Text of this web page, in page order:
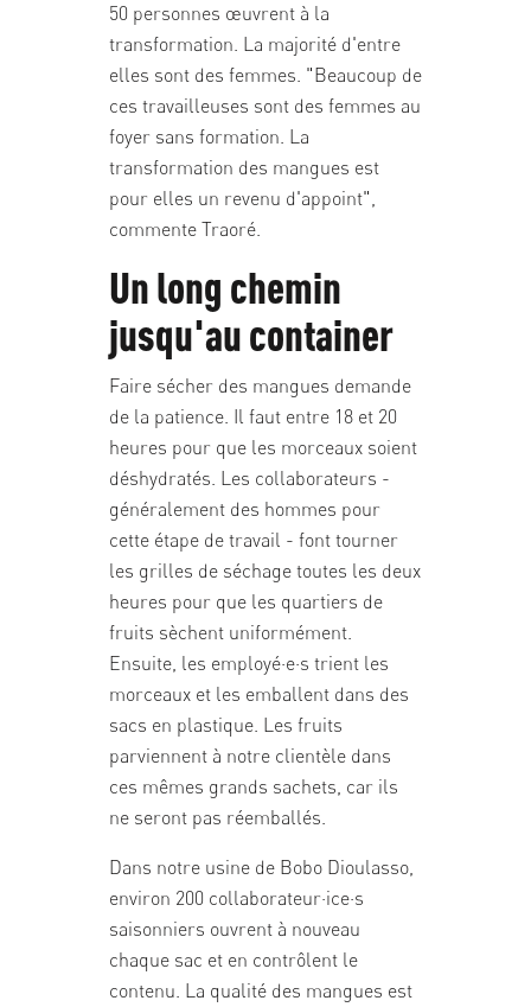
50 personnes œuvrent à la
transformation. La majorité d'entre
elles sont des femmes. "Beaucoup de
ces travailleuses sont des femmes au
foyer sans formation. La
transformation des mangues est
pour elles un revenu d'appoint",
commente Traoré.
Un long chemin
jusqu'au container
Faire sécher des mangues demande
de la patience. Il faut entre 18 et 20
heures pour que les morceaux soient
déshydratés. Les collaborateurs -
généralement des hommes pour
cette étape de travail - font tourner
les grilles de séchage toutes les deux
heures pour que les quartiers de
fruits sèchent uniformément.
Ensuite, les employé·e·s trient les
morceaux et les emballent dans des
sacs en plastique. Les fruits
parviennent à notre clientèle dans
ces mêmes grands sachets, car ils
ne seront pas réemballés.
Dans notre usine de Bobo Dioulasso,
environ 200 collaborateur·ice·s
saisonniers ouvrent à nouveau
chaque sac et en contrôlent le
contenu. La qualité des mangues est